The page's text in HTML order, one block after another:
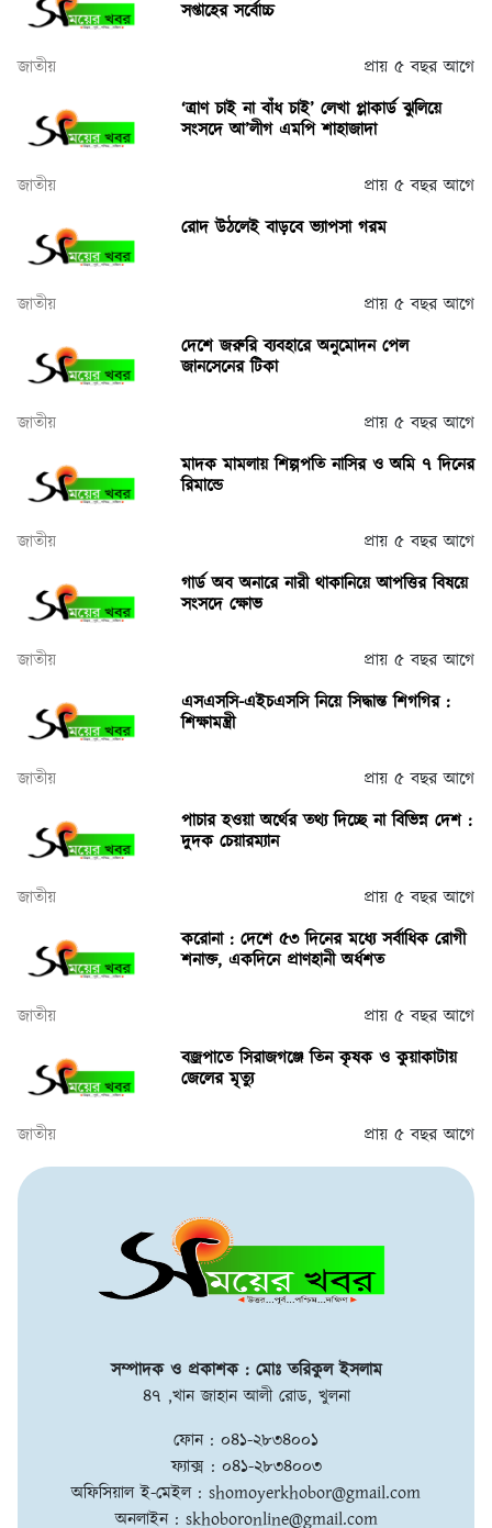
সপ্তাহের সর্বোচ্চ
জাতীয়
প্রায় ৫ বছর আগে
‘ত্রাণ চাই না বাঁধ চাই’ লেখা প্লাকার্ড ঝুলিয়ে
সংসদে আ’লীগ এমপি শাহাজাদা
জাতীয়
প্রায় ৫ বছর আগে
রোদ উঠলেই বাড়বে ভ্যাপসা গরম
জাতীয়
প্রায় ৫ বছর আগে
দেশে জরুরি ব্যবহারে অনুমোদন পেল
জানসেনের টিকা
জাতীয়
প্রায় ৫ বছর আগে
মাদক মামলায় শিল্পপতি নাসির ও অমি ৭ দিনের
রিমান্ডে
জাতীয়
প্রায় ৫ বছর আগে
গার্ড অব অনারে নারী থাকানিয়ে আপত্তির বিষয়ে
সংসদে ক্ষোভ
জাতীয়
প্রায় ৫ বছর আগে
এসএসসি-এইচএসসি নিয়ে সিদ্ধান্ত শিগগির :
শিক্ষামন্ত্রী
জাতীয়
প্রায় ৫ বছর আগে
পাচার হওয়া অর্থের তথ্য দিচ্ছে না বিভিন্ন দেশ :
দুদক চেয়ারম্যান
জাতীয়
প্রায় ৫ বছর আগে
করোনা : দেশে ৫৩ দিনের মধ্যে সর্বাধিক রোগী
শনাক্ত, একদিনে প্রাণহানী অর্ধশত
জাতীয়
প্রায় ৫ বছর আগে
বজ্রপাতে সিরাজগঞ্জে তিন কৃষক ও কুয়াকাটায়
জেলের মৃত্যু
জাতীয় প্রায় ৫ বছর আগে
সম্পাদক ও প্রকাশক : মোঃ তরিকুল ইসলাম
৪৭ ,খান জাহান আলী রোড, খুলনা
ফোন : ০৪১-২৮৩৪০০১
ফ্যাক্স : ০৪১-২৮৩৪০০৩
অফিসিয়াল ই-মেইল : shomoyerkhobor@gmail.com
অনলাইন : skhoboronline@gmail.com